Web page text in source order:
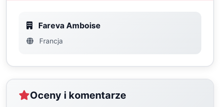
Fareva Amboise
Francja
Oceny i komentarze